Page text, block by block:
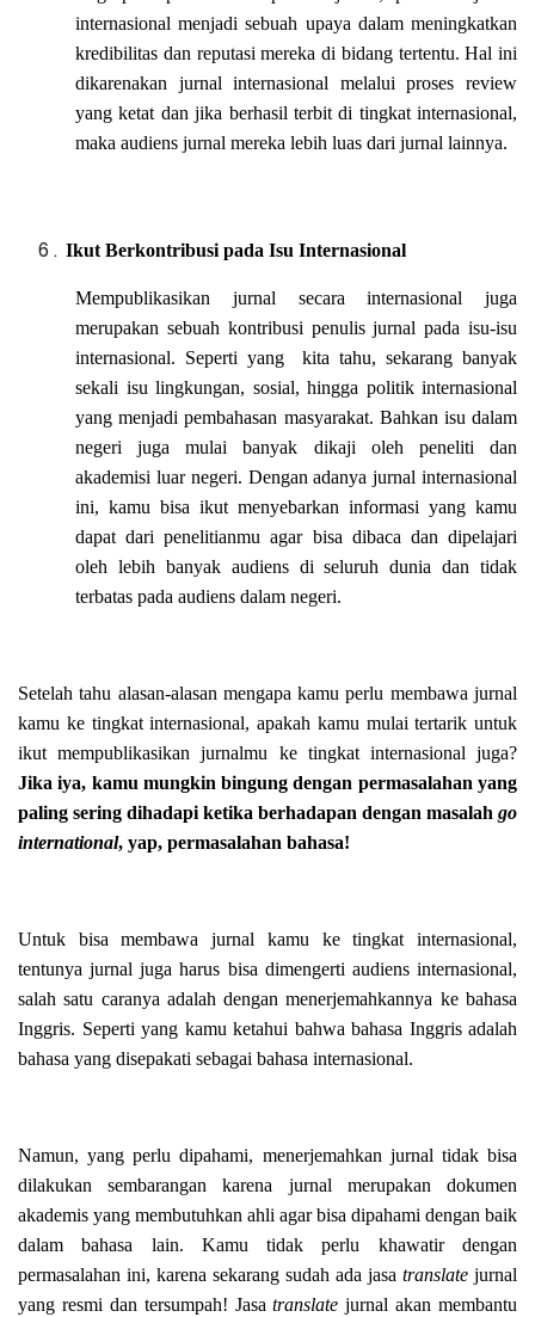
internasional menjadi sebuah upaya dalam meningkatkan
kredibilitas dan reputasi mereka di bidang tertentu. Hal ini
dikarenakan jurnal internasional melalui proses review
yang ketat dan jika berhasil terbit di tingkat internasional,
maka audiens jurnal mereka lebih luas dari jurnal lainnya.
Ikut Berkontribusi pada Isu Internasional
Mempublikasikan jurnal secara internasional juga
merupakan sebuah kontribusi penulis jurnal pada isu-isu
internasional. Seperti yang kita tahu, sekarang banyak
sekali isu lingkungan, sosial, hingga politik internasional
yang menjadi pembahasan masyarakat. Bahkan isu dalam
negeri juga mulai banyak dikaji oleh peneliti dan
akademisi luar negeri. Dengan adanya jurnal internasional
ini, kamu bisa ikut menyebarkan informasi yang kamu
dapat dari penelitianmu agar bisa dibaca dan dipelajari
oleh lebih banyak audiens di seluruh dunia dan tidak
terbatas pada audiens dalam negeri.
Setelah tahu alasan-alasan mengapa kamu perlu membawa jurnal
kamu ke tingkat internasional, apakah kamu mulai tertarik untuk
ikut mempublikasikan jurnalmu ke tingkat internasional juga?
Jika iya, kamu mungkin bingung dengan permasalahan yang
paling sering dihadapi ketika berhadapan dengan masalah go
international, yap, permasalahan bahasa!
Untuk bisa membawa jurnal kamu ke tingkat internasional,
tentunya jurnal juga harus bisa dimengerti audiens internasional,
salah satu caranya adalah dengan menerjemahkannya ke bahasa
Inggris. Seperti yang kamu ketahui bahwa bahasa Inggris adalah
bahasa yang disepakati sebagai bahasa internasional.
Namun, yang perlu dipahami, menerjemahkan jurnal tidak bisa
dilakukan sembarangan karena jurnal merupakan dokumen
akademis yang membutuhkan ahli agar bisa dipahami dengan baik
dalam bahasa lain. Kamu tidak perlu khawatir dengan
permasalahan ini, karena sekarang sudah ada jasa translate jurnal
yang resmi dan tersumpah! Jasa translate jurnal akan membantu